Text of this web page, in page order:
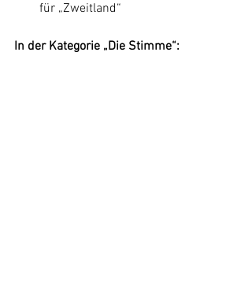
für „Zweitland“
In der Kategorie „Die Stimme“: